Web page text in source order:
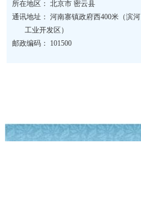
所在地区： 北京市 密云县
通讯地址： 河南寨镇政府西400米（滨河
工业开发区）
邮政编码： 101500